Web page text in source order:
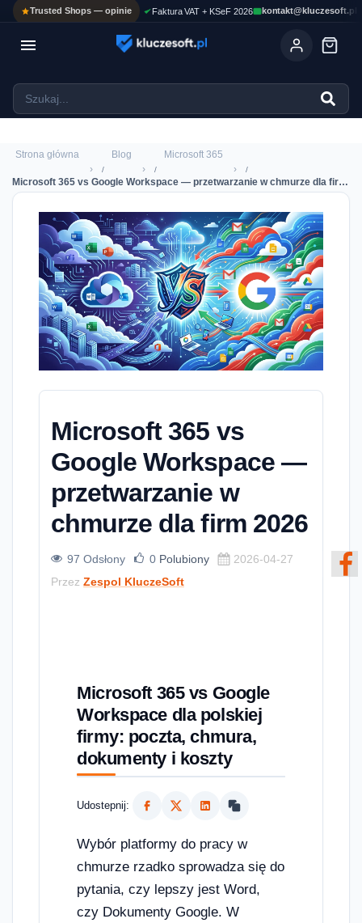
Trusted Shops — opinie Faktura VAT + KSeF 2026 kontakt@kluczesoft.pl

Strona główna
›
Blog
›
Microsoft 365
›
Microsoft 365 vs Google Workspace — przetwarzanie w chmurze dla firm 2026
Microsoft 365 vs
Google Workspace —
przetwarzanie w
chmurze dla firm 2026
97 Odsłony 0 Polubiony
2026-04-27
Przez Zespol KluczeSoft
Microsoft 365 vs Google
Workspace dla polskiej
firmy: poczta, chmura,
dokumenty i koszty
Udostepnij:
Wybór platformy do pracy w
chmurze rzadko sprowadza się do
pytania, czy lepszy jest Word,
czy Dokumenty Google. W
ASYSTENT AI